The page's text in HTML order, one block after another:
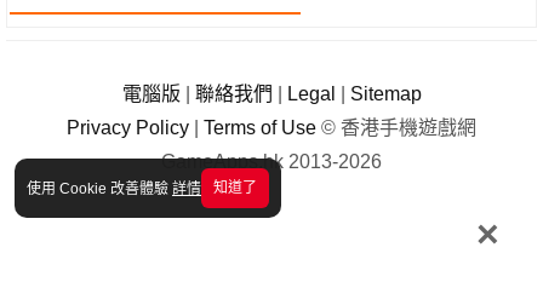
使用 Cookie 改善體驗 詳情 知道了
×
電腦版 聯絡我們 Legal
Sitemap
Privacy Policy
Terms of Use © 香港手機遊戲網
GameApps.hk 2013-2026